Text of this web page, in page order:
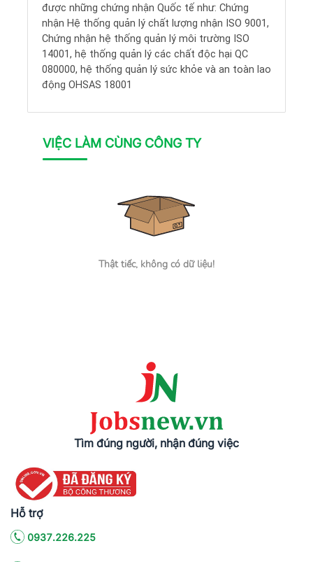
được những chứng nhận Quốc tế như: Chứng
nhận Hệ thống quản lý chất lượng nhận ISO 9001,
Chứng nhận hệ thống quản lý môi trường ISO
14001, hệ thống quản lý các chất độc hại QC
080000, hệ thống quản lý sức khỏe và an toàn lao
động OHSAS 18001
VIỆC LÀM CÙNG CÔNG TY
Thật tiếc, không có dữ liệu!
Tìm đúng người, nhận đúng việc
Hỗ trợ
0937.226.225